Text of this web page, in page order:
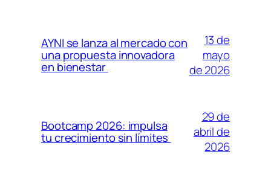
AYNI se lanza al mercado con
una propuesta innovadora
en bienestar
13 de
mayo
de 2026
Bootcamp 2026: impulsa
tu crecimiento sin límites
29 de
abril de
2026